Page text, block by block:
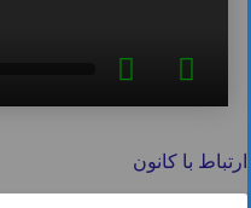
ارتباط با کانون